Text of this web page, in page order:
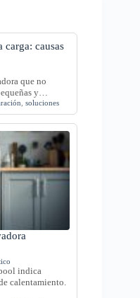
causas
que no
y…
soluciones
indica
calentamiento.